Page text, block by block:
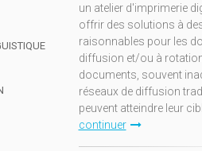
un atelier d'imprimerie
offrir des solutions à
raisonnables pour les
diffusion et/ou à
documents, souvent
réseaux de diffusion
peuvent atteindre leur
continuer